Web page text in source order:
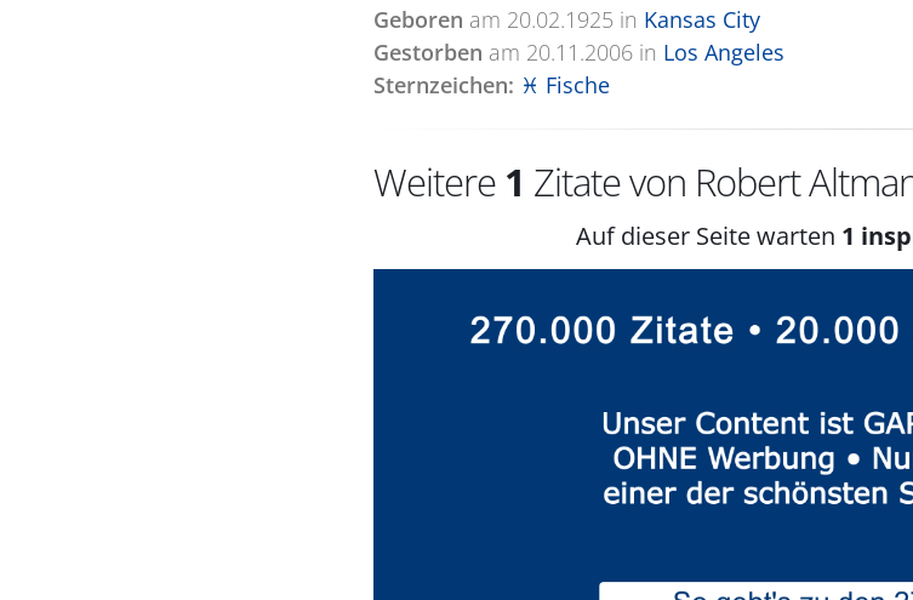
Geboren am 20.02.1925 in Kansas City
Gestorben am 20.11.2006in Los Angeles
Sternzeichen: ♓ Fische
Weitere 1 Zitate von Robert
Auf dieser Seite warten 1